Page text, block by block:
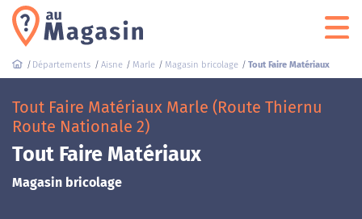
Départements Aisne Marle Magasin bricolage Tout Faire Matériaux
Tout Faire Matériaux Marle (Route Thiernu
Route Nationale 2)
Tout Faire Matériaux
Magasin bricolage